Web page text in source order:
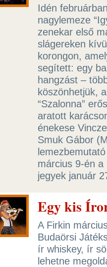
Idén
nagylemeze
zenekar első
slágereken
korongon,
segített: egy
hangzást –
köszönhetjük,
“Szalonna”
aratott
énekese
Smuk Gábor
március 9-én
jegyek január
Egy kis
A Firkin
Budaörsi
ír whiskey, ír
lehetne